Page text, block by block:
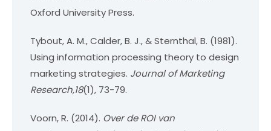
Oxford University Press.
Tybout, A. M., Calder, B. J., & Sternthal, B. (1981).
Using information processing theory to design
marketing strategies. Journal of Marketing
Research,18(1), 73-79.
Voorn, R. (2014). Over de ROI van